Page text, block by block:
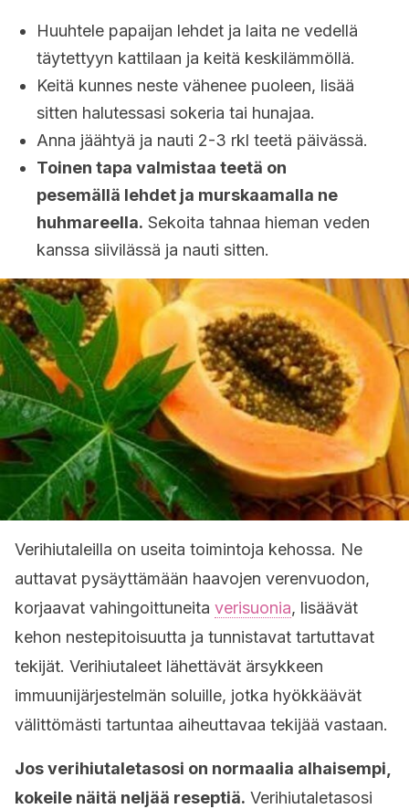
Huuhtele papaijan lehdet ja laita ne vedellä
täytettyyn kattilaan ja keitä keskilämmöllä.
Keitä kunnes neste vähenee puoleen, lisää
sitten halutessasi sokeria tai hunajaa.
Anna jäähtyä ja nauti 2-3 rkl teetä päivässä.
Toinen tapa valmistaa teetä on
pesemällä lehdet ja murskaamalla ne
huhmareella. Sekoita tahnaa hieman veden
kanssa siivilässä ja nauti sitten.
Verihiutaleilla on useita toimintoja kehossa. Ne
auttavat pysäyttämään haavojen verenvuodon,
korjaavat vahingoittuneita verisuonia, lisäävät
kehon nestepitoisuutta ja tunnistavat tartuttavat
tekijät. Verihiutaleet lähettävät ärsykkeen
immuunijärjestelmän soluille, jotka hyökkäävät
välittömästi tartuntaa aiheuttavaa tekijää vastaan.
Jos verihiutaletasosi on normaalia alhaisempi,
kokeile näitä neljää reseptiä. Verihiutaletasosi